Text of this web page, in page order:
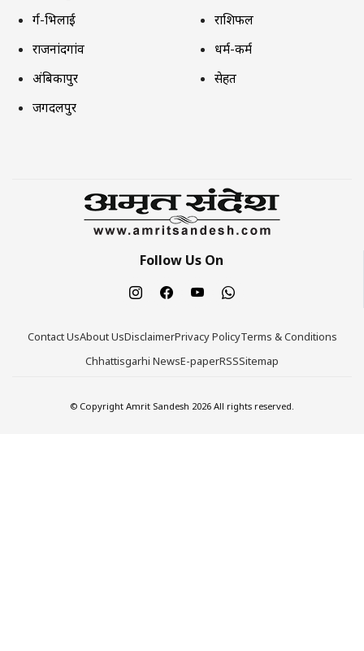
दुर्ग-भिलाई
राजनांदगांव
अंबिकापुर
जगदलपुर
राशिफल
धर्म-कर्म
सेहत
Follow Us On
Contact UsAbout UsDisclaimerPrivacy PolicyTerms & Conditions
Chhattisgarhi NewsE-paperRSSSitemap
© Copyright Amrit Sandesh 2026 All rights reserved.